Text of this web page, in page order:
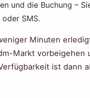
und die Buchung –
SMS.
Minuten
Markt vorbeigehen
ist dann